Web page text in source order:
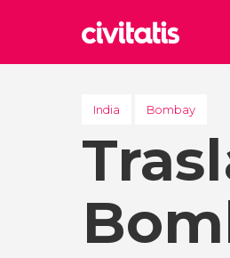
India Bombay